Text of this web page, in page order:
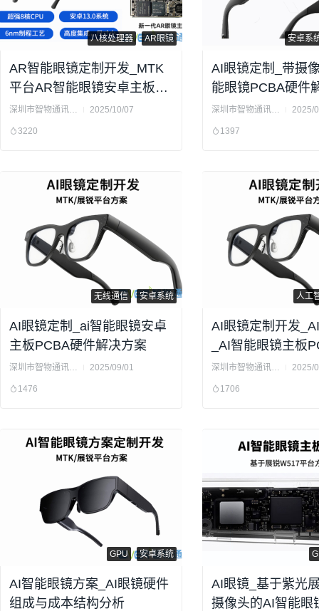
八核处理器 AR眼镜
AR智能眼镜定制开发_MTK
平台AR智能眼镜安卓主板光
机方案
深圳市智物通讯科技有限公司 2025/10/07
3220
安卓系
AI眼镜定制_带摄
能眼镜PCBA硬件
深圳市智物通讯科技有限公司 2025/
1397
无线通信 安卓系统
AI眼镜定制_ai智能眼镜安卓
主板PCBA硬件解决方案
深圳市智物通讯科技有限公司 2025/09/01
1476
人工
AI眼镜定制开发
_AI智能眼镜主板
开发
深圳市智物通讯科技有限公司 2025/
1706
GPU 安卓系统
AI智能眼镜方案_AI眼镜硬件
组成与成本结构分析
AI眼镜_基于紫光
摄像头的AI智能眼